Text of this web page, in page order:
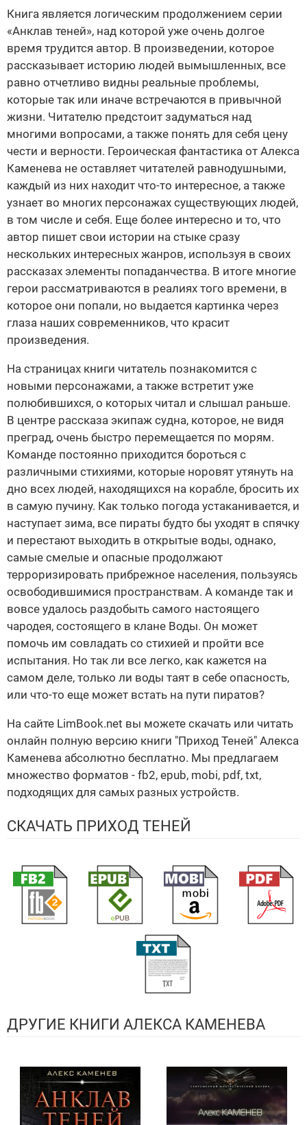
Книга является логическим продолжением серии
«Анклав теней», над которой уже очень долгое
время трудится автор. В произведении, которое
рассказывает историю людей вымышленных, все
равно отчетливо видны реальные проблемы,
которые так или иначе встречаются в привычной
жизни. Читателю предстоит задуматься над
многими вопросами, а также понять для себя цену
чести и верности. Героическая фантастика от Алекса
Каменева не оставляет читателей равнодушными,
каждый из них находит что-то интересное, а также
узнает во многих персонажах существующих людей,
в том числе и себя. Еще более интересно и то, что
автор пишет свои истории на стыке сразу
нескольких интересных жанров, используя в своих
рассказах элементы попаданчества. В итоге многие
герои рассматриваются в реалиях того времени, в
которое они попали, но выдается картинка через
глаза наших современников, что красит
произведения.
На страницах книги читатель познакомится с
новыми персонажами, а также встретит уже
полюбившихся, о которых читал и слышал раньше.
В центре рассказа экипаж судна, которое, не видя
преград, очень быстро перемещается по морям.
Команде постоянно приходится бороться с
различными стихиями, которые норовят утянуть на
дно всех людей, находящихся на корабле, бросить их
в самую пучину. Как только погода устаканивается, и
наступает зима, все пираты будто бы уходят в спячку
и перестают выходить в открытые воды, однако,
самые смелые и опасные продолжают
терроризировать прибрежное населения, пользуясь
освободившимися пространствам. А команде так и
вовсе удалось раздобыть самого настоящего
чародея, состоящего в клане Воды. Он может
помочь им совладать со стихией и пройти все
испытания. Но так ли все легко, как кажется на
самом деле, только ли воды таят в себе опасность,
или что-то еще может встать на пути пиратов?
На сайте LimBook.net вы можете скачать или читать
онлайн полную версию книги "Приход Теней" Алекса
Каменева абсолютно бесплатно. Мы предлагаем
множество форматов - fb2, epub, mobi, pdf, txt,
подходящих для самых разных устройств.
СКАЧАТЬ ПРИХОД ТЕНЕЙ
ДРУГИЕ КНИГИ АЛЕКСА КАМЕНЕВА